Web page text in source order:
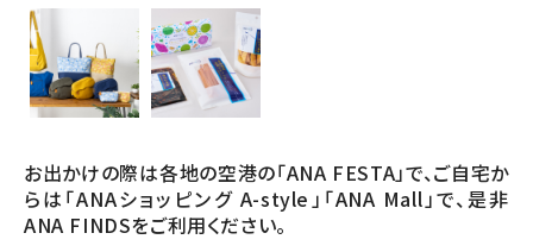
お出かけの際は各地の空港の「ANA FESTA」で、ご自宅か
らは「ANAショッピング A-style」「ANA Mall」で、是非
ANA FINDSをご利用ください。